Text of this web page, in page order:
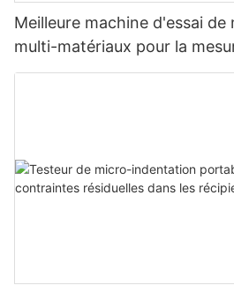
Meilleure machine d'essai
multi-matériaux pour la
et des contraintes -